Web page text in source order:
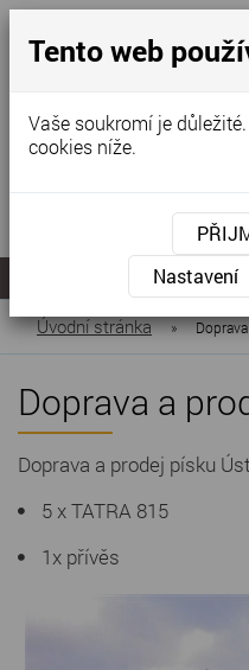
Úvodní stránka »
Doprava a
Doprava a prodej písku
5 x TATRA 815
1x přívěs
Tento web
Vaše soukromí je
cookies níže.
Nastavení